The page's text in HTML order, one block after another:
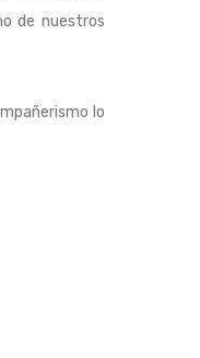
de nuestros
lo